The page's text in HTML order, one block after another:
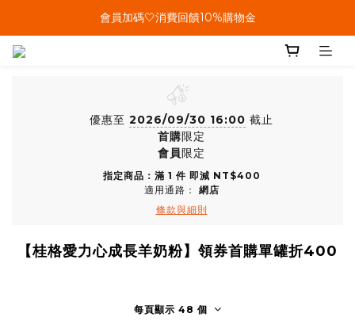
單筆結帳金額滿899🤍超取/郵寄免運費
會員加碼🤍消費回饋10%購物金
優惠至 2026/09/30 16:00 截止
首購限定
會員限定
指定商品：滿 1 件 即減 NT$400
適用通路： 網店
條款與細則
【桂格愛力心成長羊奶粉】領券首購單罐折400
每頁顯示 48 個